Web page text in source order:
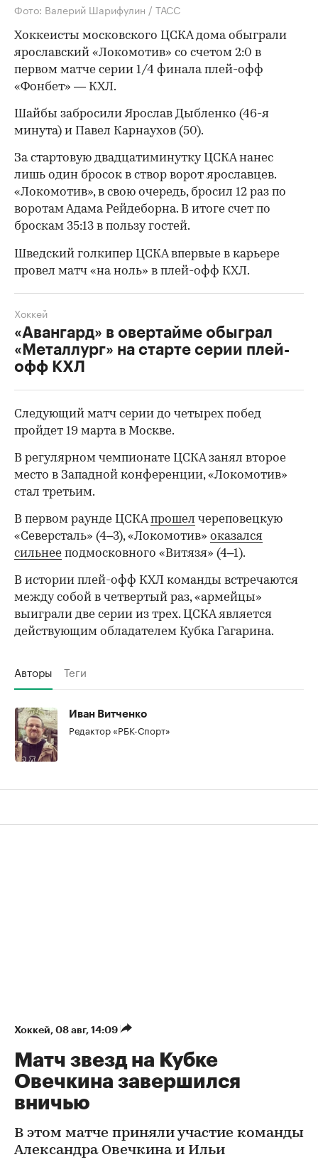
Фото: Валерий Шарифулин / ТАСС
Хоккеисты московского ЦСКА дома обыграли
ярославский «Локомотив» со счетом 2:0 в
первом матче серии 1/4 финала плей-офф
«Фонбет» — КХЛ.
Шайбы забросили Ярослав Дыбленко (46-я
минута) и Павел Карнаухов (50).
За стартовую двадцатиминутку ЦСКА нанес
лишь один бросок в створ ворот ярославцев.
«Локомотив», в свою очередь, бросил 12 раз по
воротам Адама Рейдеборна. В итоге счет по
броскам 35:13 в пользу гостей.
00:00 / 00:00
Шведский голкипер ЦСКА впервые в карьере
провел матч «на ноль» в плей-офф КХЛ.
«Авангард» в овертайме обыграл
«Металлург» на старте серии плей-
офф КХЛ
Хоккей
Следующий матч серии до четырех побед
пройдет 19 марта в Москве.
В регулярном чемпионате ЦСКА занял второе
место в Западной конференции, «Локомотив»
стал третьим.
В первом раунде ЦСКАпрошел череповецкую
«Северсталь» (4–3), «Локомотив» оказался
сильнее подмосковного «Витязя» (4–1).
В истории плей-офф КХЛ команды встречаются
между собой в четвертый раз, «армейцы»
выиграли две серии из трех. ЦСКА является
действующим обладателем Кубка Гагарина.
Авторы Теги
Иван Витченко
Редактор «РБК-Спорт»
Хоккей 08 авг, 14:09
Матч звезд на Кубке
Овечкина завершился
вничью
В этом матче приняли участие команды
Александра Овечкина и Ильи